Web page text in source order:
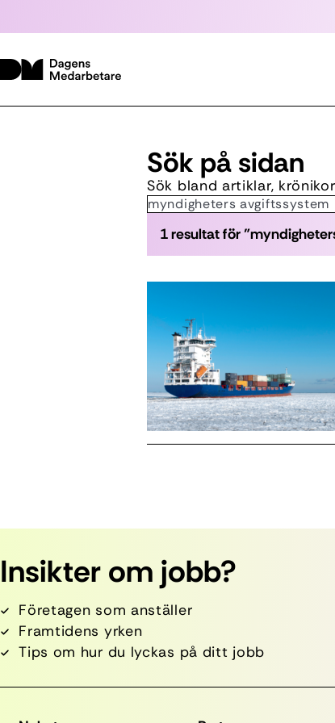
Sök på sidan
Sök bland artiklar,
Sök:
1 resultat för
Insikter om jobb?
Företagen som anställer
Framtidens yrken
Tips om hur du lyckas på ditt jobb